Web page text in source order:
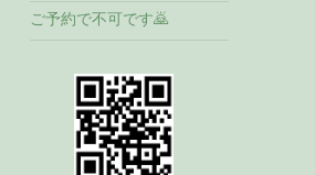
ご予約で不可です🙇